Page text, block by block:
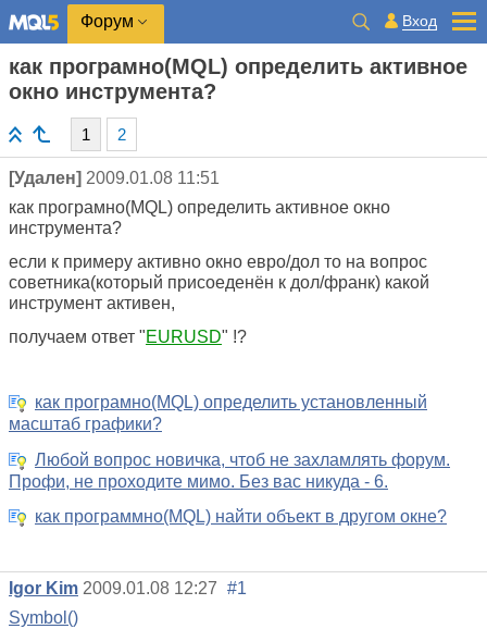
Форум Вход
как програмно(MQL) определить активное
окно инструмента?
1 2
[Удален] 2009.01.08 11:51
как програмно(MQL) определить активное окно
инструмента?
если к примеру активно окно евро/дол то на вопрос
советника(который присоеденён к дол/франк) какой
инструмент активен,
получаем ответ "EURUSD" !?
как програмно(MQL) определить установленный
масштаб графики?
Любой вопрос новичка, чтоб не захламлять форум.
Профи, не проходите мимо. Без вас никуда - 6.
как программно(MQL) найти объект в другом окне?
Igor Kim 2009.01.08 12:27 #1
Symbol()